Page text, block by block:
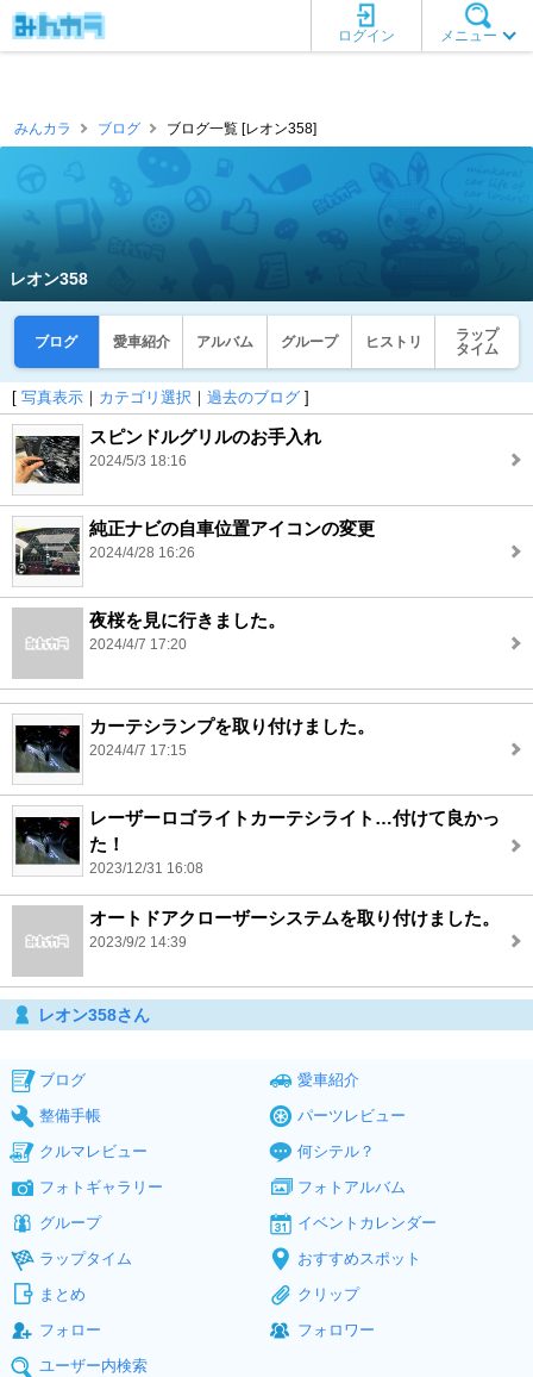
メニュー
ログイン
みんカラ ブログ ブログ一覧 [レオン358]
レオン358
ブログ 愛車紹介 アルバム グループ ヒストリ
ラップ
タイム
[ 写真表示 ｜ カテゴリ選択 ｜ 過去のブログ ]
スピンドルグリルのお手入れ
2024/5/3 18:16
純正ナビの自車位置アイコンの変更
2024/4/28 16:26
夜桜を見に行きました。
2024/4/7 17:20
カーテシランプを取り付けました。
2024/4/7 17:15
レーザーロゴライトカーテシライト…付けて良かっ
た！
2023/12/31 16:08
オートドアクローザーシステムを取り付けました。
2023/9/2 14:39
レオン358さん
ブログ
愛車紹介
整備手帳
パーツレビュー
クルマレビュー
何シテル？
フォトギャラリー
フォトアルバム
グループ
イベントカレンダー
ラップタイム
おすすめスポット
まとめ
クリップ
フォロー
フォロワー
ユーザー内検索